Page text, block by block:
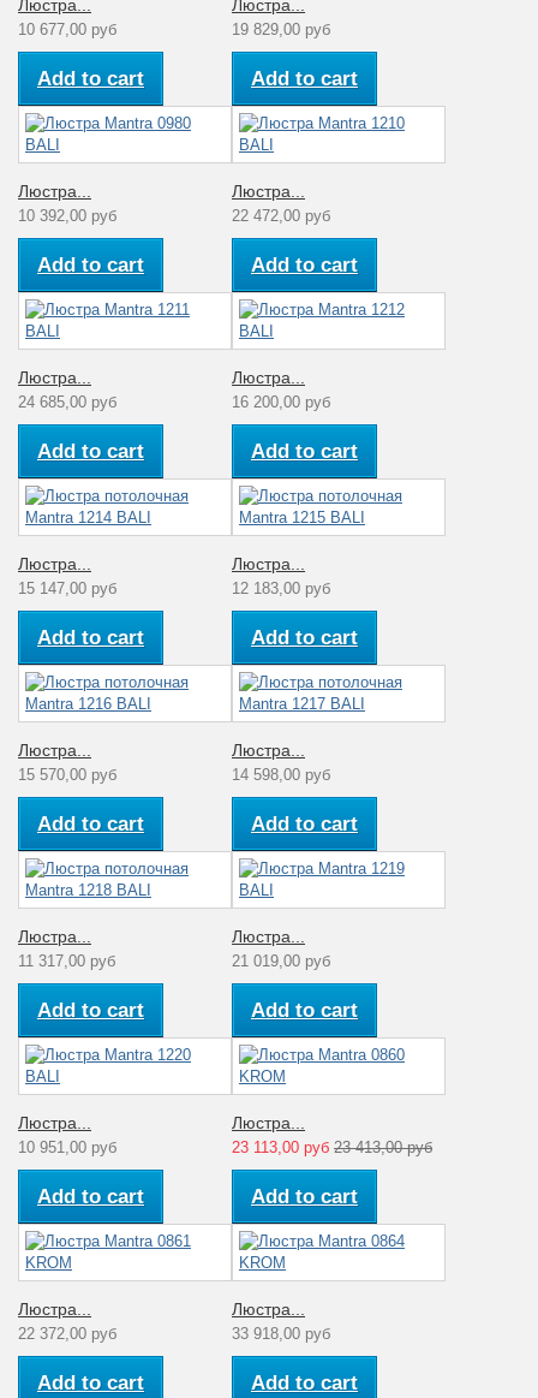
Люстра...
10 677,00 руб
Add to cart
Люстра...
19 829,00 руб
Add to cart
Люстра...
10 392,00 руб
Add to cart
Люстра...
22 472,00 руб
Add to cart
Люстра...
24 685,00 руб
Add to cart
Люстра...
16 200,00 руб
Add to cart
Люстра...
15 147,00 руб
Add to cart
Люстра...
12 183,00 руб
Add to cart
Люстра...
15 570,00 руб
Add to cart
Люстра...
14 598,00 руб
Add to cart
Люстра...
11 317,00 руб
Add to cart
Люстра...
21 019,00 руб
Add to cart
Люстра...
10 951,00 руб
Add to cart
Люстра...
23 113,00 руб 23 413,00 руб
Add to cart
Люстра...
22 372,00 руб
Add to cart
Люстра...
33 918,00 руб
Add to cart